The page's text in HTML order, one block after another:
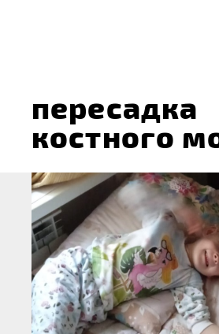
пересадка
костного